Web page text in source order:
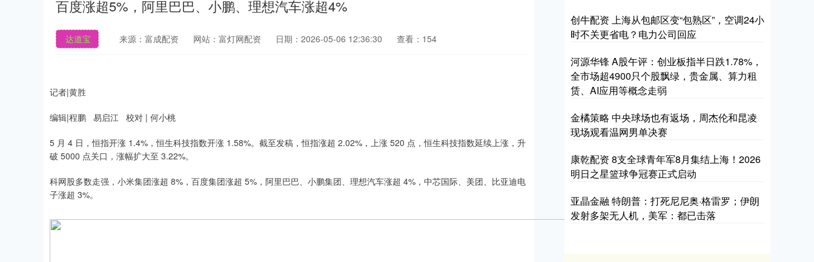
百度涨超5%，阿里巴巴、小鹏、理想汽车涨超4%
达道宝 来源：富成配资 网站：富灯网配资 日期：2026-05-06 12:36:30 查看：154
记者|黄胜
编辑|程鹏 易启江 校对 | 何小桃
5 月 4 日，恒指开涨 1.4%，恒生科技指数开涨 1.58%。截至发稿，恒指涨超 2.02%，上涨 520 点，恒生科技指数延续上涨，升
破 5000 点关口，涨幅扩大至 3.22%。
科网股多数走强，小米集团涨超 8%，百度集团涨超 5%，阿里巴巴、小鹏集团、理想汽车涨超 4%，中芯国际、美团、比亚迪电
子涨超 3%。
创牛配资 上海从包邮区变“包熟区”，空调24小
时不关更省电？电力公司回应
河源华锋 A股午评：创业板指半日跌1.78%，
全市场超4900只个股飘绿，贵金属、算力租
赁、AI应用等概念走弱
金橘策略 中央球场也有返场，周杰伦和昆凌
现场观看温网男单决赛
康乾配资 8支全球青年军8月集结上海！2026
明日之星篮球争冠赛正式启动
亚晶金融 特朗普：打死尼尼奥·格雷罗；伊朗
发射多架无人机，美军：都已击落